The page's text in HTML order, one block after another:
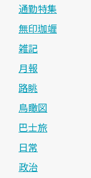
通勤特集
無印珈竰
雑記
月報
路眺
鳥瞰図
巴士旅
日常
政治